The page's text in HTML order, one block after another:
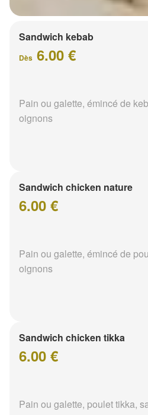
Sandwich kebab
Dès 6.00 €
Pain ou galette, émincé de
oignons
Sandwich chicken nature
6.00 €
Pain ou galette, émincé de
oignons
Sandwich chicken tikka
6.00 €
Pain ou galette, poulet tikka,